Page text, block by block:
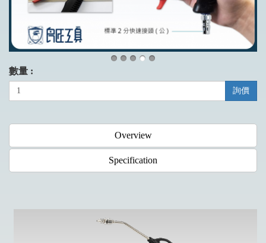
數量 :
詢價
Overview
Specification